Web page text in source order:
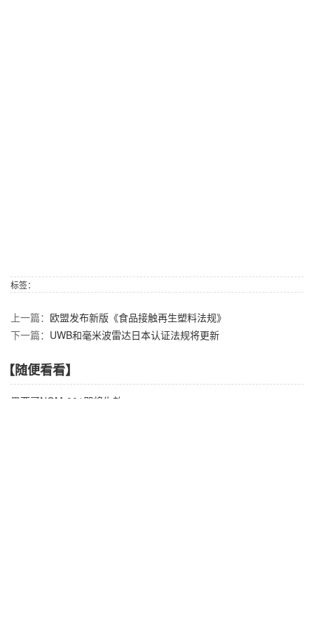
标签：
上一篇： 欧盟发布新版《食品接触再生塑料法规》
下一篇： UWB和毫米波雷达日本认证法规将更新
【随便看看】
墨西哥NOM-001即将生效